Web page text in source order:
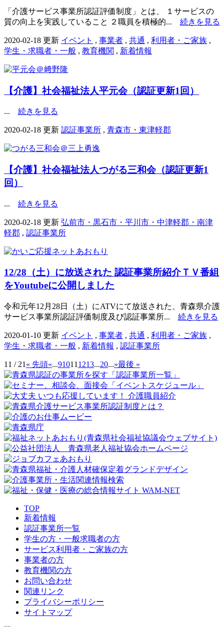
「介護サービス事業所認証評価制度」とは、 １サービスの
質の向上を実践していること ２職員を積極的... 続きを見る
2020-02-18 更新 イベント , 事業者 , 共通 , 利用者・ご家族 ,
学生・求職者・一般 , 教育機関 , 新着情報
【介護】社会福祉法人平元会（認証更新1回）
... 続きを見る
2020-02-18 更新 認証事業所 , 青森市・東津軽郡
【介護】社会福祉法人つがる三和会（認証更新1
回）
... 続きを見る
2020-02-18 更新 弘前市・黒石市・平川市・中津軽郡・南津
軽郡 , 認証事業所
12/28（土）に放送された 認証事業所紹介ＴＶ番組
をYoutubeに公開しました
令和元年12月28日（土）にATVにて放送された、青森県介護
サービス事業所認証評価制度及び認証事業所... 続きを見る
2020-01-10 更新 イベント , 事業者 , 共通 , 利用者・ご家族 ,
学生・求職者・一般 , 新着情報 , 認証事業所
11 / 21 « 先頭«...91011 1213...20...»最後 »
TOP
新着情報
認証事業所一覧
学生の方・一般求職者の方
サービス利用者・ご家族の方
事業者の方
教育機関の方
お問い合わせ
関連リンク
プライバシーポリシー
サイトマップ